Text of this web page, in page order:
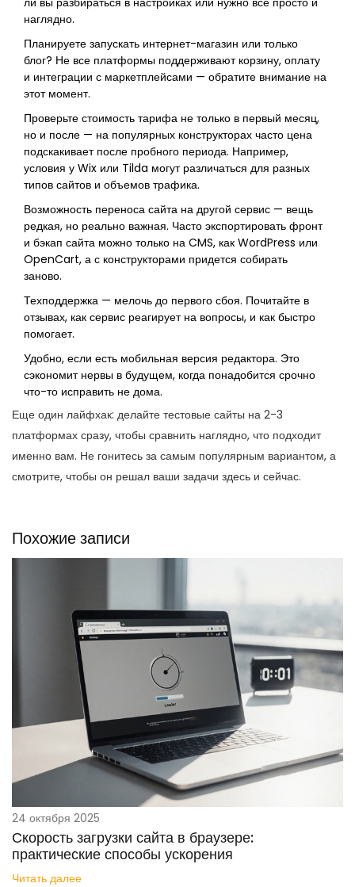
наглядно.
Планируете запускать интернет-магазин или только
блог? Не все платформы поддерживают корзину, оплату
и интеграции с маркетплейсами — обратите внимание на
этот момент.
Проверьте стоимость тарифа не только в первый месяц,
но и после — на популярных конструкторах часто цена
подскакивает после пробного периода. Например,
условия у Wix или Tilda могут различаться для разных
типов сайтов и объемов трафика.
Возможность переноса сайта на другой сервис — вещь
редкая, но реально важная. Часто экспортировать фронт
и бэкап сайта можно только на CMS, как WordPress или
OpenCart, а с конструкторами придется собирать
заново.
Техподдержка — мелочь до первого сбоя. Почитайте в
отзывах, как сервис реагирует на вопросы, и как быстро
помогает.
Удобно, если есть мобильная версия редактора. Это
сэкономит нервы в будущем, когда понадобится срочно
что-то исправить не дома.
Еще один лайфхак: делайте тестовые сайты на 2-3
платформах сразу, чтобы сравнить наглядно, что подходит
именно вам. Не гонитесь за самым популярным вариантом, а
смотрите, чтобы он решал ваши задачи здесь и сейчас.
Похожие записи
24 октября 2025
Скорость загрузки сайта в браузере:
практические способы ускорения
Читать далее